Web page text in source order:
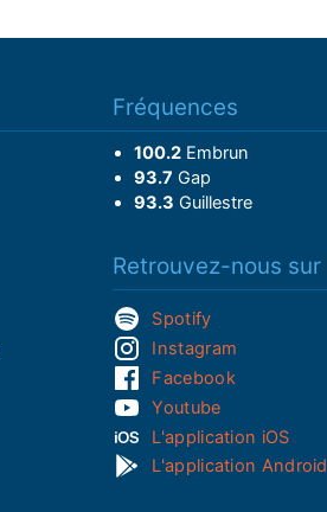
Fréquences
100.2Embrun
93.7 Gap
93.3 Guillestre
Retrouvez-nous sur
Spotify
Instagram
Facebook
Youtube
L'application iOS
L'application Android